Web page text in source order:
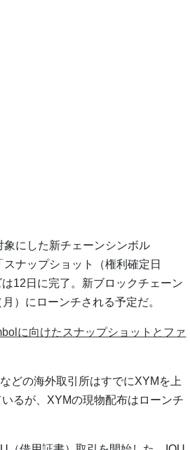
にした新チェーンシンボル
スナップショット（権利確定日
12日に完了。新ブロックチェーン
）にローンチされる予定だ。
に向けたスナップショットとファ
どの海外取引所はすでにXYMを上
るが、XYMの現物配布はローンチ